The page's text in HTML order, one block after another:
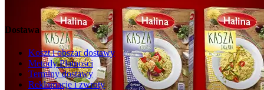
Dostawa
Koszt i obszar dostawy
Metody Płatności
Terminy dostawy
Reklamacje i zwroty